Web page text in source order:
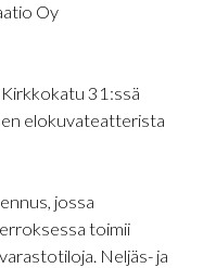
Oy
31:ssä
elokuvateatterista
jossa
toimii
Neljäs- ja